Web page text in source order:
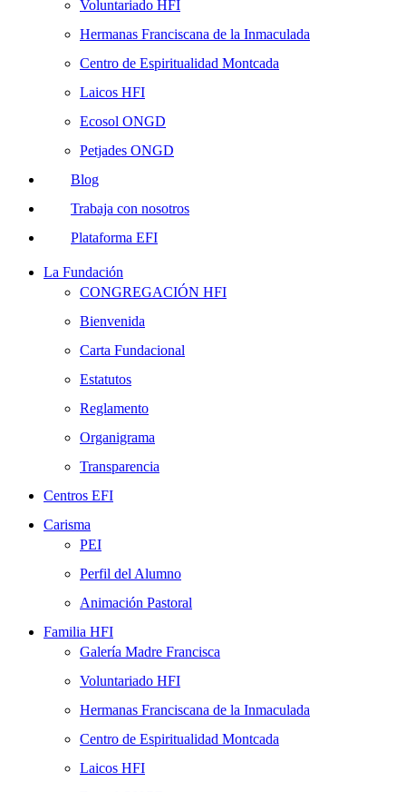
Voluntariado HFI
Hermanas Franciscana de la Inmaculada
Centro de Espiritualidad Montcada
Laicos HFI
Ecosol ONGD
Petjades ONGD
Blog
Trabaja con nosotros
Plataforma EFI
La Fundación
CONGREGACIÓN HFI
Bienvenida
Carta Fundacional
Estatutos
Reglamento
Organigrama
Transparencia
Centros EFI
Carisma
PEI
Perfil del Alumno
Animación Pastoral
Familia HFI
Galería Madre Francisca
Voluntariado HFI
Hermanas Franciscana de la Inmaculada
Centro de Espiritualidad Montcada
Laicos HFI